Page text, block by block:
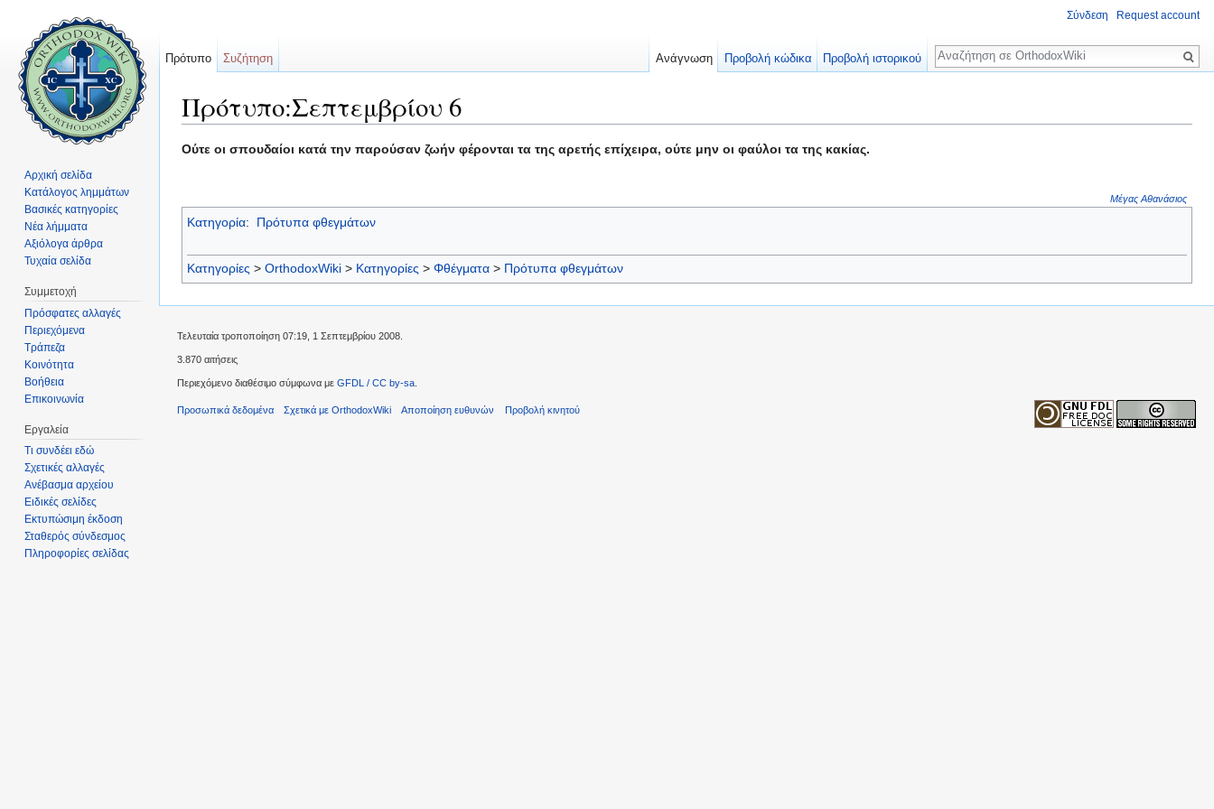
Πρότυπο:Σεπτεμβρίου 6
Ούτε οι σπουδαίοι κατά την παρούσαν ζωήν φέρονται τα της αρετής επίχειρα, ούτε μην οι φαύλοι τα της κακίας.
Μέγας Αθανάσιος
Κατηγορία: Πρότυπα φθεγμάτων
Κατηγορίες > OrthodoxWiki > Κατηγορίες > Φθέγματα > Πρότυπα φθεγμάτων
Σύνδεση Request account
Πρότυπο Συζήτηση Ανάγνωση Προβολή κώδικα Προβολή ιστορικού
Αναζήτηση
Αρχική σελίδα
Κατάλογος λημμάτων
Βασικές κατηγορίες
Νέα λήμματα
Αξιόλογα άρθρα
Τυχαία σελίδα
Συμμετοχή
Πρόσφατες αλλαγές
Περιεχόμενα
Τράπεζα
Κοινότητα
Βοήθεια
Επικοινωνία
Εργαλεία
Τι συνδέει εδώ
Σχετικές αλλαγές
Ανέβασμα αρχείου
Ειδικές σελίδες
Εκτυπώσιμη έκδοση
Σταθερός σύνδεσμος
Πληροφορίες σελίδας
Τελευταία τροποποίηση 07:19, 1 Σεπτεμβρίου 2008.
3.870 αιτήσεις
Περιεχόμενο διαθέσιμο σύμφωνα με GFDL / CC by-sa
Προσωπικά δεδομένα Σχετικά με OrthodoxWiki Αποποίηση ευθυνών Προβολή κινητού